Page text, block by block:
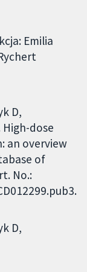
Emilia
D,
High-dose
an overview
of
No.:
D